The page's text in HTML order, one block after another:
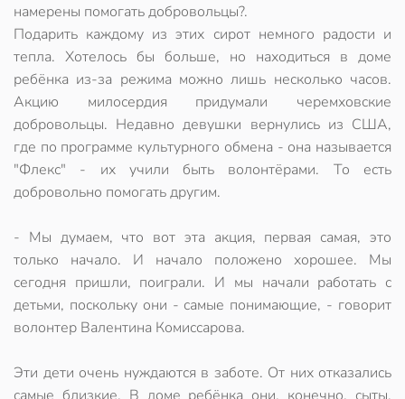
намерены помогать добровольцы?.
Подарить каждому из этих сирот немного радости и
тепла. Хотелось бы больше, но находиться в доме
ребёнка из-за режима можно лишь несколько часов.
Акцию милосердия придумали черемховские
добровольцы. Недавно девушки вернулись из США,
где по программе культурного обмена - она называется
"Флекс" - их учили быть волонтёрами. То есть
добровольно помогать другим.
- Мы думаем, что вот эта акция, первая самая, это
только начало. И начало положено хорошее. Мы
сегодня пришли, поиграли. И мы начали работать с
детьми, поскольку они - самые понимающие, - говорит
волонтер Валентина Комиссарова.
Эти дети очень нуждаются в заботе. От них отказались